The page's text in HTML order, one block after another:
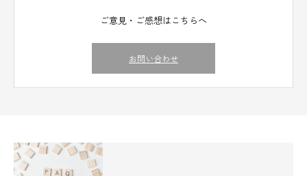
ご意見・ご感想はこちらへ
お問い合わせ